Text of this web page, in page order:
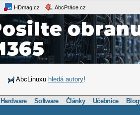
HDmag.cz AbcPráce.cz
AbcLinuxu hledá autory!
Hardware Software Články Učebnice